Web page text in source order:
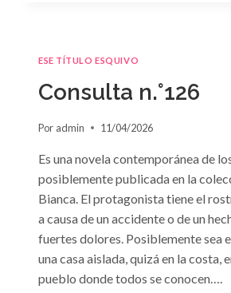
ESE TÍTULO ESQUIVO
Consulta n.°126
Por admin 11/04/2026
Es una novela contemporánea de
posiblemente publicada en la
Bianca. El protagonista tiene el
a causa de un accidente o de un
fuertes dolores. Posiblemente sea
una casa aislada, quizá en la costa,
pueblo donde todos se conocen….